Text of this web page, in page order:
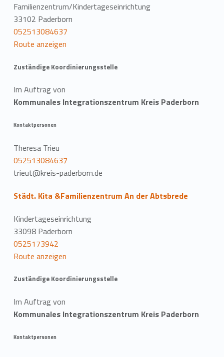
Familienzentrum/Kindertageseinrichtung
33102 Paderborn
052513084637
Route anzeigen
Zuständige Koordinierungsstelle
Im Auftrag von
Kommunales Integrationszentrum Kreis Paderborn
Kontaktpersonen
Theresa Trieu
052513084637
trieut@kreis-paderborn.de
Städt. Kita &Familienzentrum An der Abtsbrede
Kindertageseinrichtung
33098 Paderborn
0525173942
Route anzeigen
Zuständige Koordinierungsstelle
Im Auftrag von
Kommunales Integrationszentrum Kreis Paderborn
Kontaktpersonen